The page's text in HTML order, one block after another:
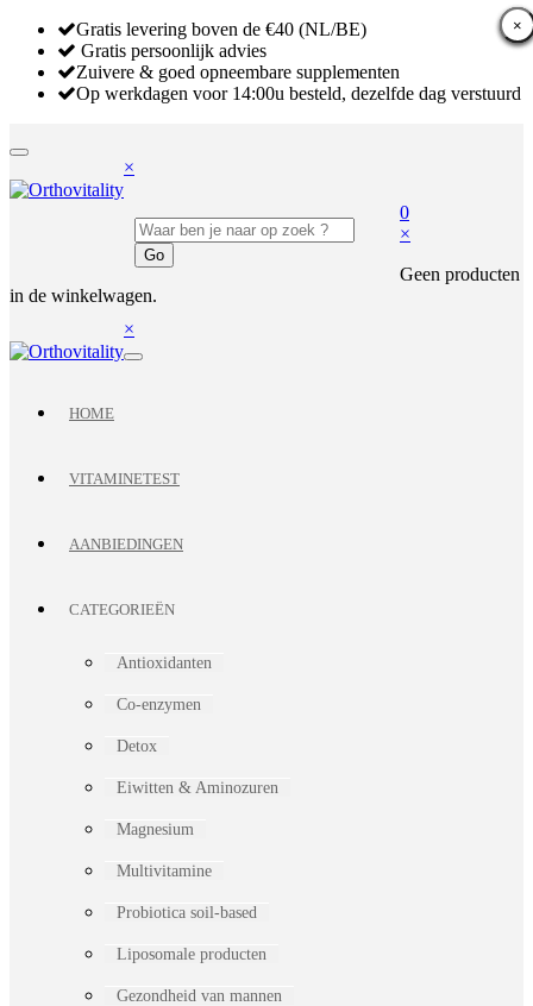
Gratis levering boven de €40 (NL/BE)
Gratis persoonlijk advies
Zuivere & goed opneembare supplementen
Op werkdagen voor 14:00u besteld, dezelfde dag verstuurd
×
0
×
Geen producten
in de winkelwagen.
×
HOME
VITAMINETEST
AANBIEDINGEN
CATEGORIEËN
Antioxidanten
Co-enzymen
Detox
Eiwitten & Aminozuren
Magnesium
Multivitamine
Probiotica soil-based
Liposomale producten
Gezondheid van mannen
×
×
×